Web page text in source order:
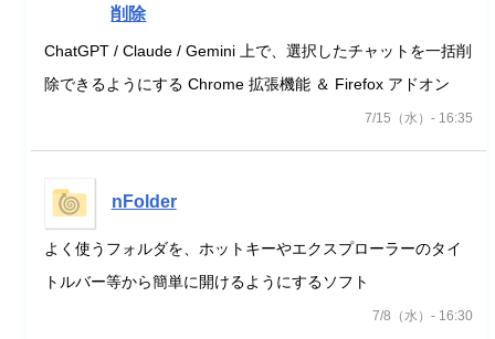
削除
ChatGPT / Claude / Gemini 上で、選択したチャットを一括削
除できるようにする Chrome 拡張機能 ＆ Firefox アドオン
7/15（水）- 16:35
nFolder
よく使うフォルダを、ホットキーやエクスプローラーのタイ
トルバー等から簡単に開けるようにするソフト
7/8（水）- 16:30